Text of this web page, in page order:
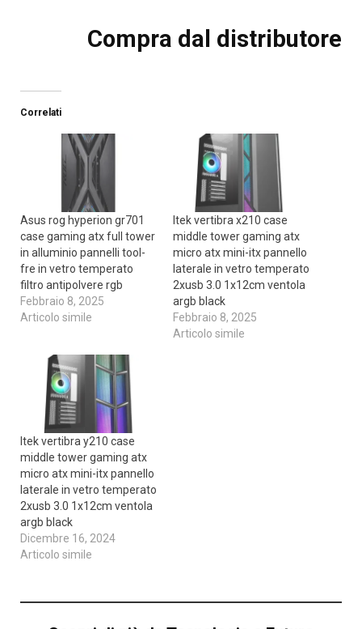
Compra dal distributore
Correlati
Asus rog hyperion gr701
case gaming atx full tower
in alluminio pannelli tool-
fre in vetro temperato
filtro antipolvere rgb
Febbraio 8, 2025
Articolo simile
Itek vertibra x210 case
middle tower gaming atx
micro atx mini-itx pannello
laterale in vetro temperato
2xusb 3.0 1x12cm ventola
argb black
Febbraio 8, 2025
Articolo simile
Itek vertibra y210 case
middle tower gaming atx
micro atx mini-itx pannello
laterale in vetro temperato
2xusb 3.0 1x12cm ventola
argb black
Dicembre 16, 2024
Articolo simile